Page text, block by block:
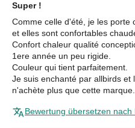
Super !
Comme celle d'été, je les porte
et elles sont confortables
Confort chaleur qualité
1ere année un peu rigide.
Couleur qui tient parfaitement.
Je suis enchanté par allbirds et
n'achète plus que cette marque.
Bewertung übersetzen nach